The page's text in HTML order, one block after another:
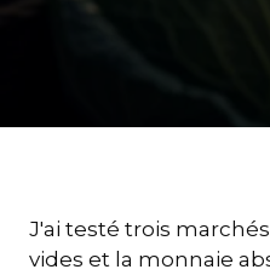
J'ai testé trois
vides et la monnaie